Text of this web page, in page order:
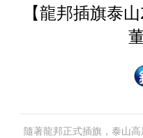
【龍邦插旗泰
隨著龍邦正式插旗，泰山